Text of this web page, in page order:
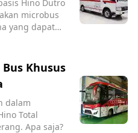
Hino Dutro
microbus
yang dapat
Khusus
dalam
Total
Apa saja?